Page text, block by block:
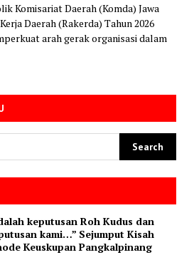
Komisariat Daerah (Komda) Jawa
Daerah (Rakerda) Tahun 2026
arah gerak organisasi dalam
keputusan Roh Kudus dan
kami…” Sejumput Kisah
Keuskupan Pangkalpinang